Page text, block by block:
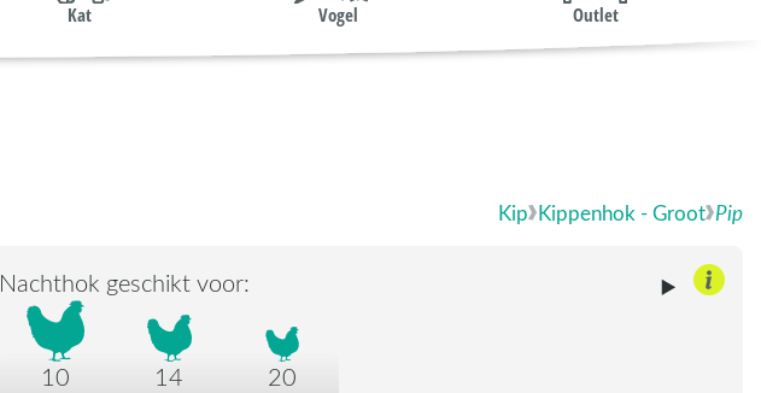
Kat Vogel Outlet
Kip Kippenhok - Groot Pip
Nachthok geschikt voor:
10 14 20